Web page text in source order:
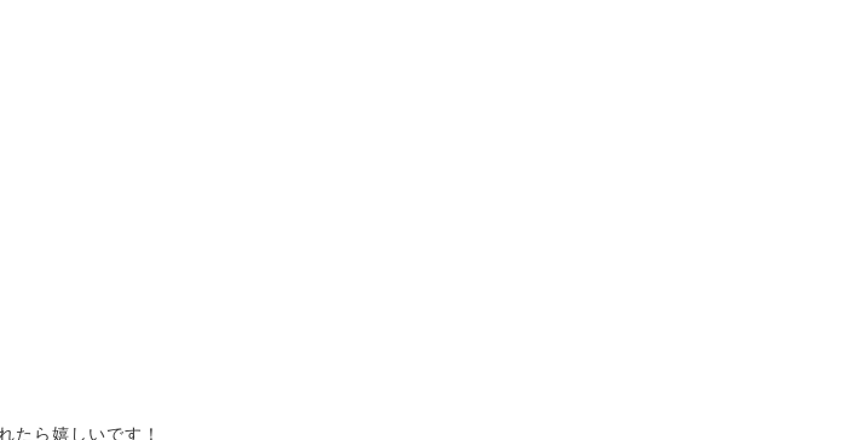
たら嬉しいです！